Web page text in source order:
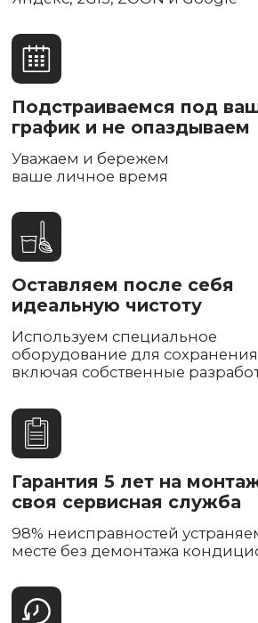
Получите скидку 30% на монтаж
при покупке кондиционера у нас
всего за 4 часа